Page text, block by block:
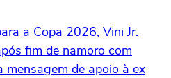
a Copa 2026, Vini Jr.
fim de namoro com
de apoio à ex